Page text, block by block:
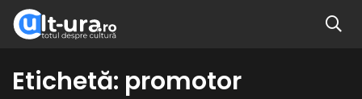
Etichetă: promotor